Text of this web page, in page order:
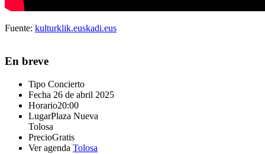
Fuente: kulturklik.euskadi.eus
En breve
Tipo Concierto
Fecha 26 de abril 2025
Horario20:00
LugarPlaza Nueva
Tolosa
PrecioGratis
Ver agenda Tolosa